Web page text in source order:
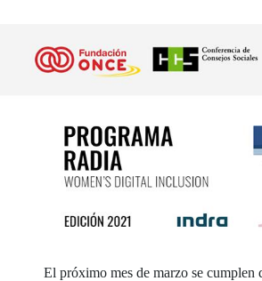
El próximo mes de marzo se cumplen